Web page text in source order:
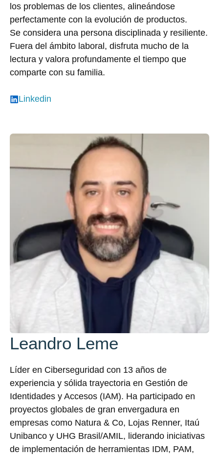
los problemas de los clientes, alineándose
perfectamente con la evolución de productos.
Se considera una persona disciplinada y resiliente.
Fuera del ámbito laboral, disfruta mucho de la
lectura y valora profundamente el tiempo que
comparte con su familia.
Linkedin
Leandro Leme
Líder en Ciberseguridad con 13 años de
experiencia y sólida trayectoria en Gestión de
Identidades y Accesos (IAM). Ha participado en
proyectos globales de gran envergadura en
empresas como Natura & Co, Lojas Renner, Itaú
Unibanco y UHG Brasil/AMIL, liderando iniciativas
de implementación de herramientas IDM, PAM,